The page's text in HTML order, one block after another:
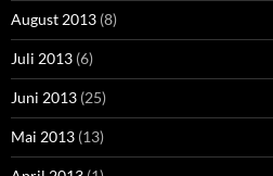
August 2013 (8)
Juli 2013 (6)
Juni 2013 (25)
Mai 2013 (13)